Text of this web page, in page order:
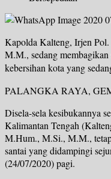
Kapolda Kalteng, Irjen
M.M., sedang membagikan
kebersihan kota yang
PALANGKA RAYA,
Disela-sela kesibukannya
Kalimantan Tengah
M.Hum., M.Si., M.M.,
santai yang didampingi
(24/07/2020) pagi.